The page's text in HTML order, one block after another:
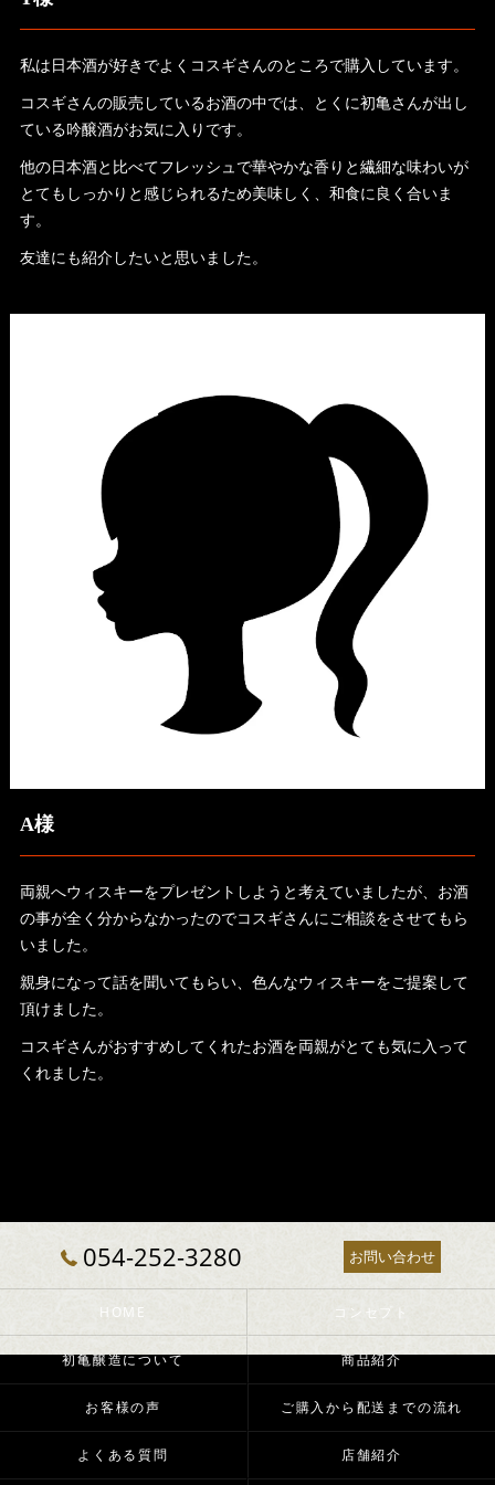
私は日本酒が好きでよくコスギさんのところで購入しています。
コスギさんの販売しているお酒の中では、とくに初亀さんが出し
ている吟醸酒がお気に入りです。
他の日本酒と比べてフレッシュで華やかな香りと繊細な味わいが
とてもしっかりと感じられるため美味しく、和食に良く合いま
す。
友達にも紹介したいと思いました。
A様
両親へウィスキーをプレゼントしようと考えていましたが、お酒
の事が全く分からなかったのでコスギさんにご相談をさせてもら
いました。
親身になって話を聞いてもらい、色んなウィスキーをご提案して
頂けました。
コスギさんがおすすめしてくれたお酒を両親がとても気に入って
くれました。
054-252-3280 お問い合わせ
HOME コンセプト
初亀醸造について 商品紹介
お客様の声 ご購入から配送までの流れ
よくある質問 店舗紹介